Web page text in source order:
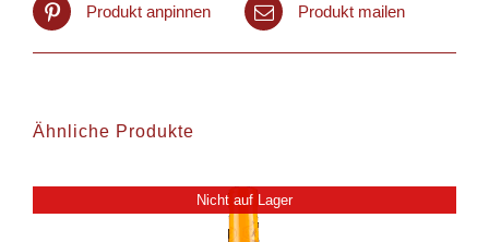
Produkt anpinnen Produkt mailen
Ähnliche Produkte
Nicht auf Lager